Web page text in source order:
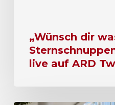
„Wünsch dir
live auf ARD